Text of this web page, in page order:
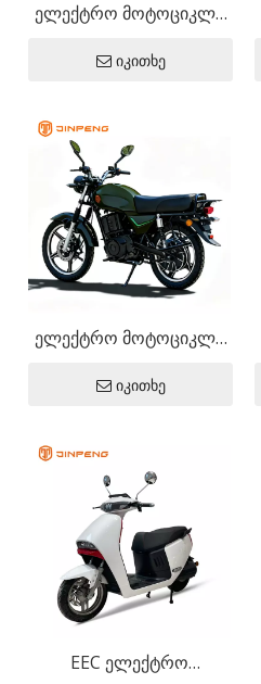
ელექტრო მოტოციკლი
იკითხე
ელექტრო მოტოციკლი
იკითხე
EEC ელექტრო